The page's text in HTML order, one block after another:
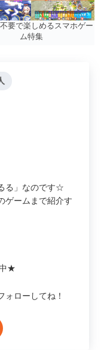
要で楽しめるスマホゲー
ム特集
る」なのです☆
ゲームまで紹介す
中★
ォローしてね！